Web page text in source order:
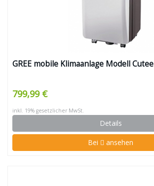
GREE mobile Klimaanlage Modell Cutee
799,99 €
inkl. 19% gesetzlicher MwSt.
Details
Bei ansehen